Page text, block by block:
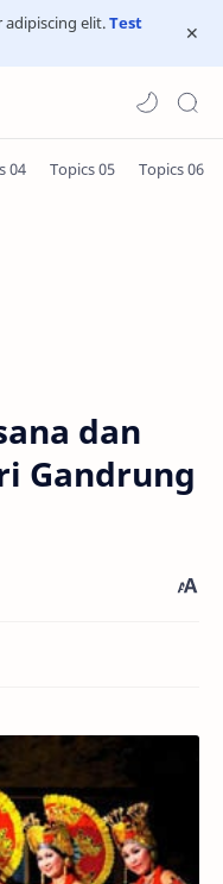
elit.Test
dan
Gandrung